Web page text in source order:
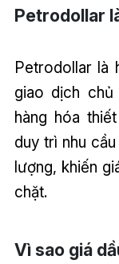
Petrodollar
Petrodollar là
giao dịch chủ
hàng hóa
duy trì nhu
lượng, khiến
chặt.
Vì sao giá